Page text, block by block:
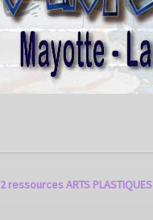
2 ressources ARTS PLASTIQUES